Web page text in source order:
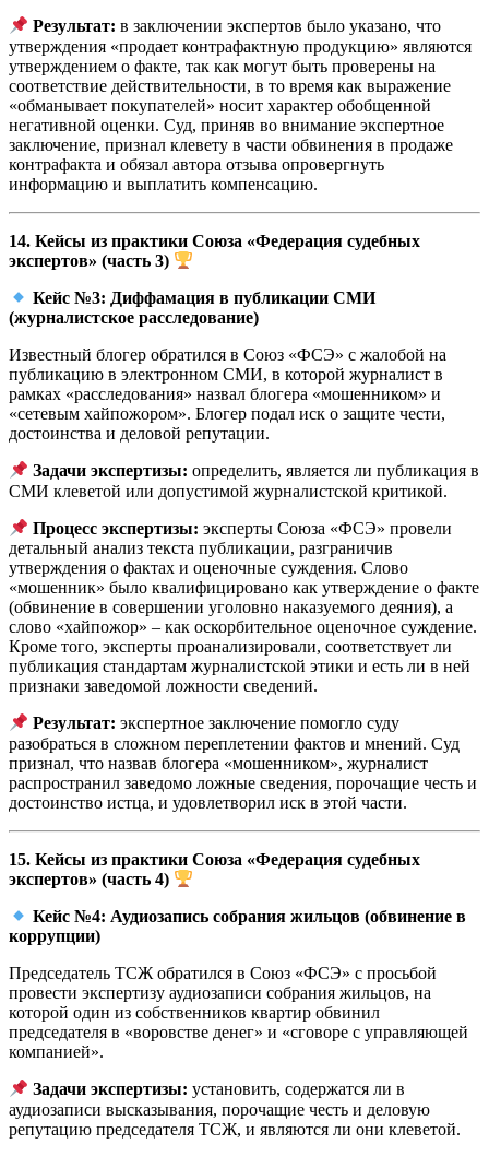
Результат: в заключении экспертов было указано, что
утверждения «продает контрафактную продукцию» являются
утверждением о факте, так как могут быть проверены на
соответствие действительности, в то время как выражение
«обманывает покупателей» носит характер обобщенной
негативной оценки. Суд, приняв во внимание экспертное
заключение, признал клевету в части обвинения в продаже
контрафакта и обязал автора отзыва опровергнуть
информацию и выплатить компенсацию.
14. Кейсы из практики Союза «Федерация судебных
экспертов» (часть 3)
Кейс №3: Диффамация в публикации СМИ
(журналистское расследование)
Известный блогер обратился в Союз «ФСЭ» с жалобой на
публикацию в электронном СМИ, в которой журналист в
рамках «расследования» назвал блогера «мошенником» и
«сетевым хайпожором». Блогер подал иск о защите чести,
достоинства и деловой репутации.
Задачи экспертизы: определить, является ли публикация в
СМИ клеветой или допустимой журналистской критикой.
Процесс экспертизы: эксперты Союза «ФСЭ» провели
детальный анализ текста публикации, разграничив
утверждения о фактах и оценочные суждения. Слово
«мошенник» было квалифицировано как утверждение о факте
(обвинение в совершении уголовно наказуемого деяния), а
слово «хайпожор» – как оскорбительное оценочное суждение.
Кроме того, эксперты проанализировали, соответствует ли
публикация стандартам журналистской этики и есть ли в ней
признаки заведомой ложности сведений.
Результат: экспертное заключение помогло суду
разобраться в сложном переплетении фактов и мнений. Суд
признал, что назвав блогера «мошенником», журналист
распространил заведомо ложные сведения, порочащие честь и
достоинство истца, и удовлетворил иск в этой части.
15. Кейсы из практики Союза «Федерация судебных
экспертов» (часть 4)
Кейс №4: Аудиозапись собрания жильцов (обвинение в
коррупции)
Председатель ТСЖ обратился в Союз «ФСЭ» с просьбой
провести экспертизу аудиозаписи собрания жильцов, на
которой один из собственников квартир обвинил
председателя в «воровстве денег» и «сговоре с управляющей
компанией».
Задачи экспертизы: установить, содержатся ли в
аудиозаписи высказывания, порочащие честь и деловую
репутацию председателя ТСЖ, и являются ли они клеветой.